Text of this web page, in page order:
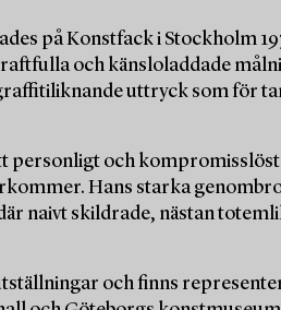
på Konstfack i Stockholm
och känsloladdade
uttryck som för
personligt och
Hans starka
naivt skildrade, nästan
och finns